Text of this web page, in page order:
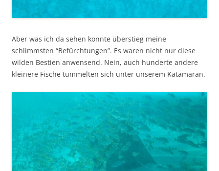
Aber was ich da sehen konnte überstieg meine
schlimmsten “Befürchtungen”. Es waren nicht nur diese
wilden Bestien anwensend. Nein, auch hunderte andere
kleinere Fische tummelten sich unter unserem Katamaran.